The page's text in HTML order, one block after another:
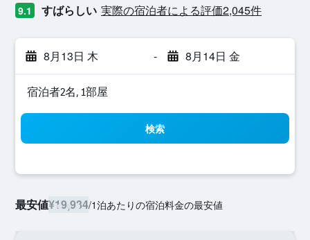
9.1 すばらしい 実際の宿泊者による評価2,045​件
8月13日 木 - 8月14日 金
宿泊者2名, 1​部屋
検索
最安値¥19,934/1泊あたりの宿泊料金の最安値